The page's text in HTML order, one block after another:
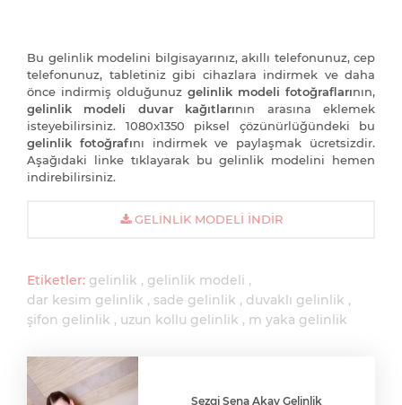
Bu gelinlik modelini bilgisayarınız, akıllı telefonunuz, cep
telefonunuz, tabletiniz gibi cihazlara indirmek ve daha
önce indirmiş olduğunuz gelinlik modeli fotoğraflarının,
gelinlik modeli duvar kağıtlarının arasına eklemek
isteyebilirsiniz. 1080x1350 piksel çözünürlüğündeki bu
gelinlik fotoğrafını indirmek ve paylaşmak ücretsizdir.
Aşağıdaki linke tıklayarak bu gelinlik modelini hemen
indirebilirsiniz.
GELINLIK MODELI İNDIR
Etiketler: gelinlik
gelinlik modeli
dar kesim gelinlik
sade gelinlik
duvaklı gelinlik
şifon gelinlik
uzun kollu gelinlik m yaka gelinlik
Sezgi Sena Akay Gelinlik